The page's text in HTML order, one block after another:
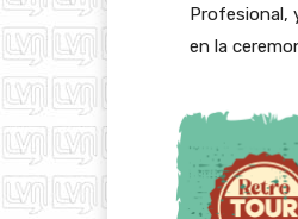
Profesional,
en la